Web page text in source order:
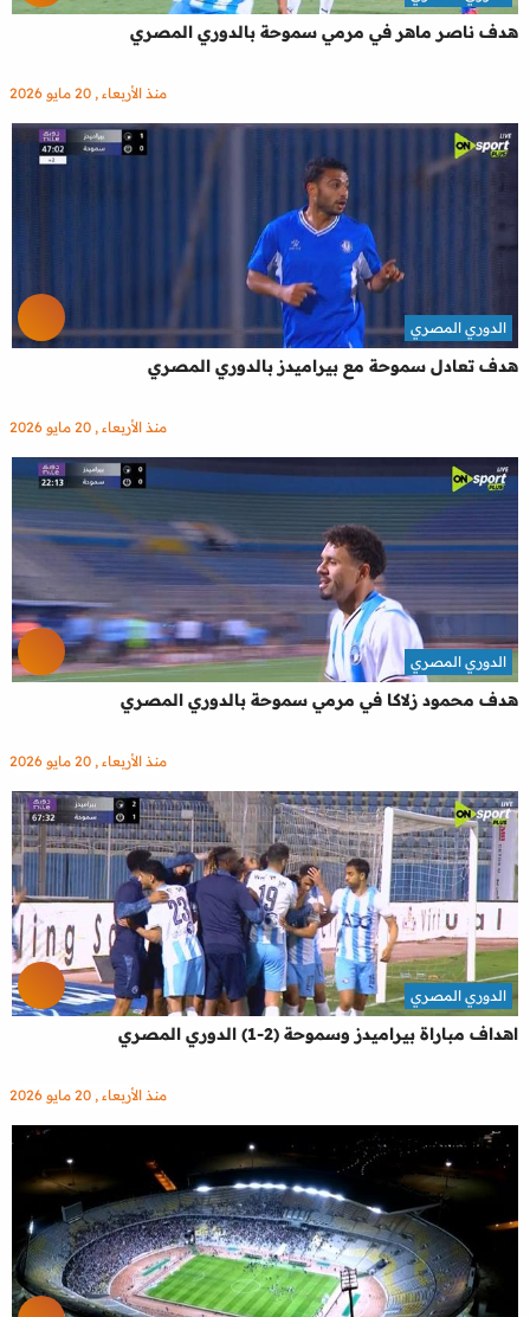
هدف ناصر ماهر في مرمي سموحة بالدوري المصري
منذ الأربعاء , 20 مايو 2026
هدف تعادل سموحة مع بيراميدز بالدوري المصري
الدوري المصري
منذ الأربعاء , 20 مايو 2026
هدف محمود زلاكا في مرمي سموحة بالدوري المصري
الدوري المصري
منذ الأربعاء , 20 مايو 2026
اهداف مباراة بيراميدز وسموحة (2-1) الدوري المصري
الدوري المصري
منذ الأربعاء , 20 مايو 2026